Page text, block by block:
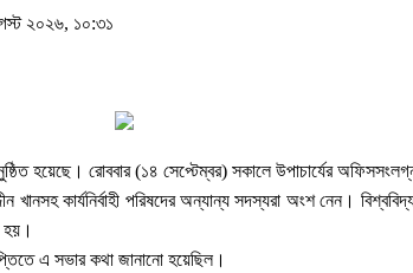
২০২৬, ১০:৩১
হয়েছে। রোববার (১৪ সেপ্টেম্বর) সকালে উপাচার্যের
কার্যনির্বাহী পরিষদের অন্যান্য সদস্যরা অংশ নেন।
হয়।
এ সভার কথা জানানো হয়েছিল।